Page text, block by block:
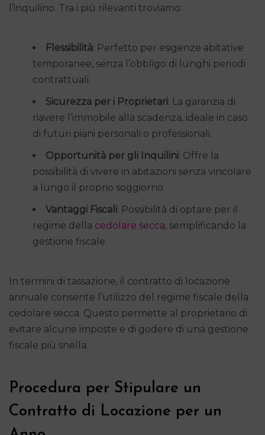
l’inquilino. Tra i più rilevanti troviamo:
Flessibilità: Perfetto per esigenze abitative
temporanee, senza l’obbligo di lunghi periodi
contrattuali.
Sicurezza per i Proprietari: La garanzia di
riavere l’immobile alla scadenza, ideale in caso
di futuri piani personali o professionali.
Opportunità per gli Inquilini: Offre la
possibilità di vivere in abitazioni senza vincolare
a lungo il proprio soggiorno.
Vantaggi Fiscali: Possibilità di optare per il
regime della cedolare secca, semplificando la
gestione fiscale.
In termini di tassazione, il contratto di locazione
annuale consente l’utilizzo del regime fiscale della
cedolare secca. Questo permette al proprietario di
evitare alcune imposte e di godere di una gestione
fiscale più snella.
Procedura per Stipulare un
Contratto di Locazione per un